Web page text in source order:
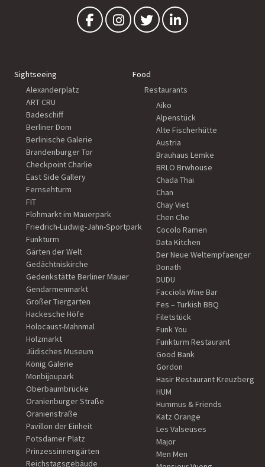
Sightseeing
Alexanderplatz
ART CRU
Badeschiff
Berliner Dom
Berlinische Galerie
Brandenburger Tor
Checkpoint Charlie
East Side Gallery
Fernsehturm
FIT
Flohmarkt im Mauerpark
Friedrich-Ludwig-Jahn-Sportpark
Funkturm
Gärten der Welt
Gedächtniskirche
Gedenkstätte Berliner Mauer
Gendarmenmarkt
Großer Tiergarten
Hackesche Höfe
Holocaust-Mahnmal
Holzmarkt
Jüdisches Museum
König Galerie
Monbijoupark
Oberbaumbrücke
Oranienburger Straße
Oranienstraße
Pavillon der Einheit
Potsdamer Platz
Prinzessinnengärten
Reichstagsgebäude
Food
Restaurants
Aiko
Alpenstück
Alte Fischerhütte
Austria
Brauhaus Lemke
BRLO Brwhouse
Chada Thai
Chan
Chay Viet
Chen Che
Cocolo Ramen
Data Kitchen
Der Neue Weltempfaenger
Donath
DUDU
Facciola Wine Bar
Fes – Turkish BBQ
Filetstück
Funk You
Funkturm Restaurant
Good Bank
Gordon
Hasir Restaurant Kreuzberg
HUM
Hummus & Friends
Katz Orange
Les Valseuses
Major
Men Men